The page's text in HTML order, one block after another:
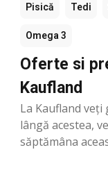
Pisică Tedi
Omega 3
Oferte si
Kaufland
La Kaufland veți
lângă acestea,
săptămâna